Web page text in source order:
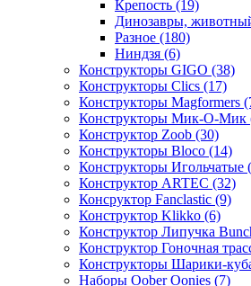
Крепость (19)
Динозавры,
Разное (180)
Ниндзя (6)
Конструкторы GIGO (38)
Конструкторы Clics (17)
Конструкторы Magformers
Конструкторы Мик-О-Мик
Конструктор Zoob (30)
Конструкторы Bloco (14)
Конструкторы Игольчатые
Конструктор ARTEC (32)
Консруктор Fanclastic (9)
Конструктор Klikko (6)
Конструктор Липучка
Конструктор Гоночная
Конструкторы Шарики-
Наборы Oober Oonies (7)